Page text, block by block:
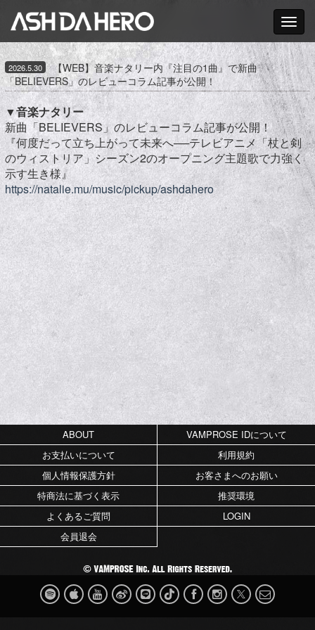
Toggle
2026.5.30
【WEB】音楽ナタリー内『注目の1曲』で新曲
「BELIEVERS」のレビューコラム記事が公開！
▼音楽ナタリー
新曲「BELIEVERS」のレビューコラム記事が公開！
『何度だって立ち上がって未来へ──テレビアニメ「杖と剣
のウィストリア」シーズン2のオープニング主題歌で力強く
示す生き様』
https://natalie.mu/music/pickup/ashdahero
ABOUT
VAMPROSE IDについて
お支払いについて
利用規約
個人情報保護方針
お客さまへのお願い
特商法に基づく表示
推奨環境
よくあるご質問
LOGIN
会員退会